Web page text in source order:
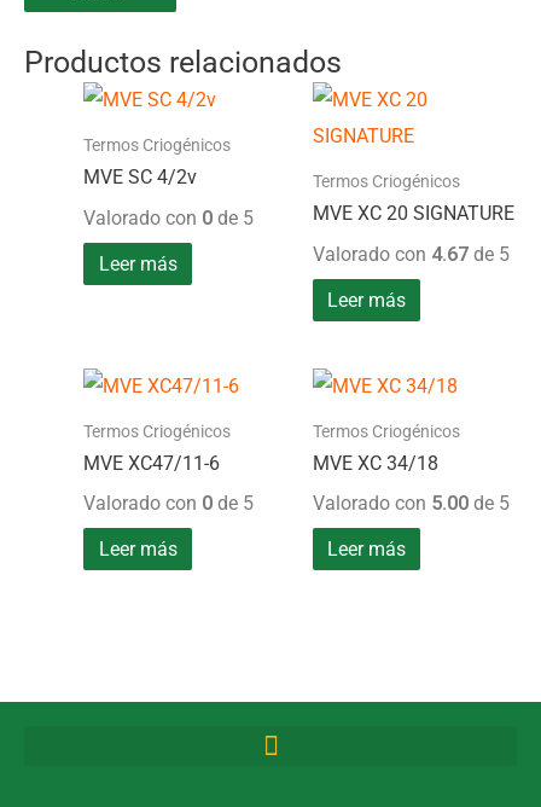
Productos relacionados
Termos Criogénicos
MVE SC 4/2v
Valorado con 0 de 5
Leer más
Termos Criogénicos
MVE XC 20 SIGNATURE
Valorado con 4.67de 5
Leer más
Termos Criogénicos
MVE XC47/11-6
Valorado con 0 de 5
Leer más
Termos Criogénicos
MVE XC 34/18
Valorado con 5.00de 5
Leer más